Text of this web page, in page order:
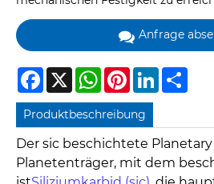
Anfrage
Facebook
X WhatsAppPinterestLinkedIn
Produktbeschreibung
Der sic beschichtete
Planetenträger, mit dem